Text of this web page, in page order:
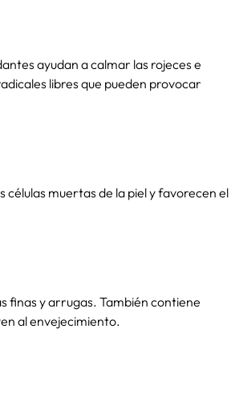
ayudan a calmar las rojeces e
libres que pueden provocar
células muertas de la piel y favorecen el
finas y arrugas. También contiene
al envejecimiento.